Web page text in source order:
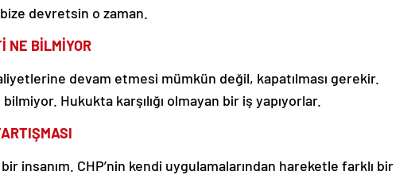
devretsin o zaman.
NE BİLMİYOR
devam etmesi mümkün değil, kapatılması gerekir.
Hukukta karşılığı olmayan bir iş yapıyorlar.
insanım. CHP’nin kendi uygulamalarından hareketle farklı bir